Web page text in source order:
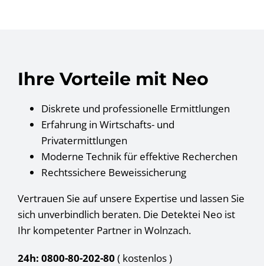
Ihre Vorteile mit Neo
Diskrete und professionelle Ermittlungen
Erfahrung in Wirtschafts- und
Privatermittlungen
Moderne Technik für effektive Recherchen
Rechtssichere Beweissicherung
Vertrauen Sie auf unsere Expertise und lassen Sie
sich unverbindlich beraten. Die Detektei Neo ist
Ihr kompetenter Partner in Wolnzach.
24h: 0800-80-202-80 ( kostenlos)